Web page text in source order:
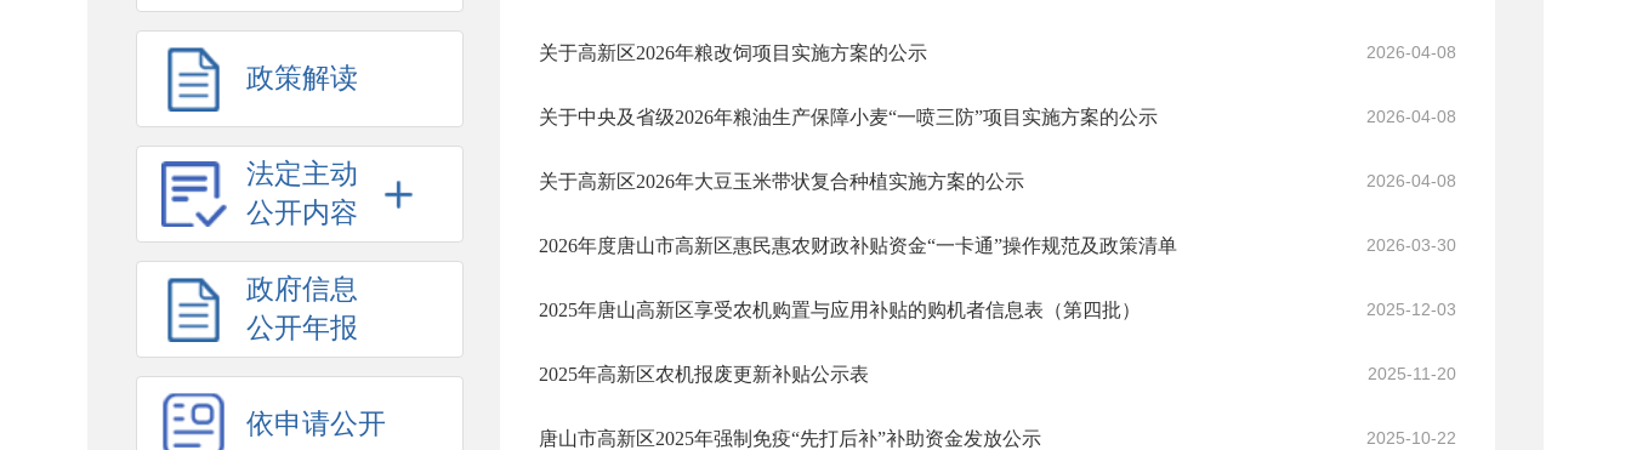
政策解读
法定主动
公开内容
政府信息
公开年报
依申请公开
关于高新区2026年粮改饲项目实施方案的公示 2026-04-08
关于中央及省级2026年粮油生产保障小麦“一喷三防”项目实施方案的公示 2026-04-08
关于高新区2026年大豆玉米带状复合种植实施方案的公示 2026-04-08
2026年度唐山市高新区惠民惠农财政补贴资金“一卡通”操作规范及政策清单 2026-03-30
2025年唐山高新区享受农机购置与应用补贴的购机者信息表（第四批） 2025-12-03
2025年高新区农机报废更新补贴公示表 2025-11-20
唐山市高新区2025年强制免疫“先打后补”补助资金发放公示 2025-10-22